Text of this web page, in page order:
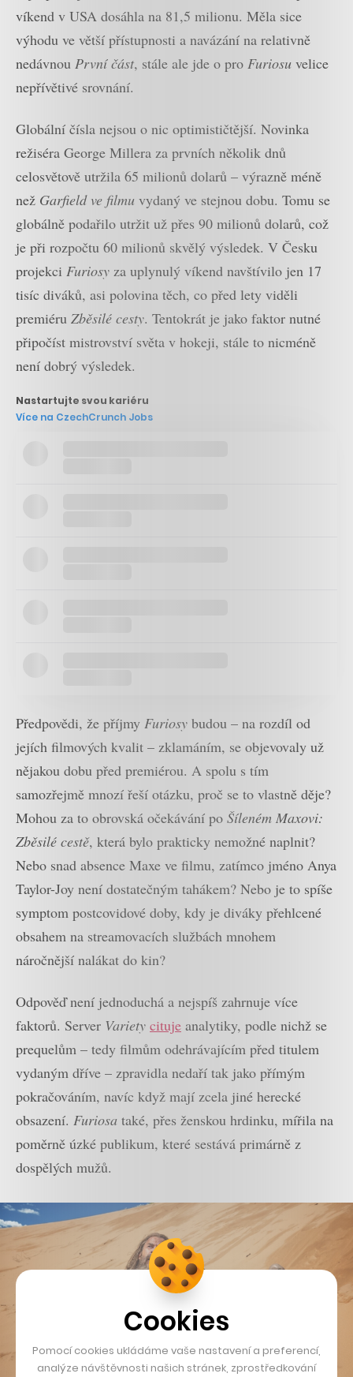
víkend v USA dosáhla na 81,5 milionu. Měla sice
výhodu ve větší přístupnosti a navázání na relativně
nedávnou První část, stále ale jde o pro Furiosu velice
nepřívětivé srovnání.
Globální čísla nejsou o nic optimističtější. Novinka
režiséra George Millera za prvních několik dnů
celosvětově utržila 65 milionů dolarů – výrazně méně
než Garfield ve filmu vydaný ve stejnou dobu. Tomu se
globálně podařilo utržit už přes 90 milionů dolarů, což
je při rozpočtu 60 milionů skvělý výsledek. V Česku
projekci Furiosy za uplynulý víkend navštívilo jen 17
tisíc diváků, asi polovina těch, co před lety viděli
premiéru Zběsilé cesty. Tentokrát je jako faktor nutné
připočíst mistrovství světa v hokeji, stále to nicméně
není dobrý výsledek.
Nastartujte svou kariéru
Více na CzechCrunch Jobs
Předpovědi, že příjmy Furiosy budou – na rozdíl od
jejích filmových kvalit – zklamáním, se objevovaly už
nějakou dobu před premiérou. A spolu s tím
samozřejmě mnozí řeší otázku, proč se to vlastně děje?
Mohou za to obrovská očekávání po Šíleném Maxovi:
Zběsilé cestě, která bylo prakticky nemožné naplnit?
Nebo snad absence Maxe ve filmu, zatímco jméno Anya
Taylor-Joy není dostatečným tahákem? Nebo je to spíše
symptom postcovidové doby, kdy je diváky přehlcené
obsahem na streamovacích službách mnohem
náročnější nalákat do kin?
Odpověď není jednoduchá a nejspíš zahrnuje více
faktorů. Server Variety cituje analytiky, podle nichž se
prequelům – tedy filmům odehrávajícím před titulem
vydaným dříve – zpravidla nedaří tak jako přímým
pokračováním, navíc když mají zcela jiné herecké
obsazení. Furiosa také, přes ženskou hrdinku, mířila na
poměrně úzké publikum, které sestává primárně z
dospělých mužů.
Cookies
Pomocí cookies ukládáme vaše nastavení a preferencí,
analýze návštěvnosti našich stránek, zprostředkování